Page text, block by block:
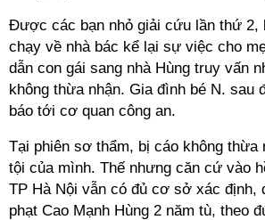
Được các bạn nhỏ giải cứu lần thứ 2,
chạy về nhà bác kể lại sự việc cho
dẫn con gái sang nhà Hùng truy vấn
không thừa nhận. Gia đình bé N. sau
báo tới cơ quan công an.
Tại phiên sơ thẩm, bị cáo không thừa
tội của mình. Thế nhưng căn cứ vào
TP Hà Nội vẫn có đủ cơ sở xác định,
phạt Cao Mạnh Hùng 2 năm tù, theo